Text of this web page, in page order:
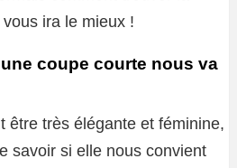
ira le mieux !
coupe courte nous va
être très élégante et féminine,
savoir si elle nous convient